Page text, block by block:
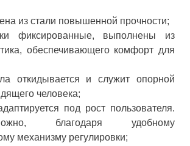
из стали повышенной прочности;
фиксированные, выполнены из
обеспечивающего комфорт для
откидывается и служит опорной
человека;
под рост пользователя.
благодаря удобному
механизму регулировки;